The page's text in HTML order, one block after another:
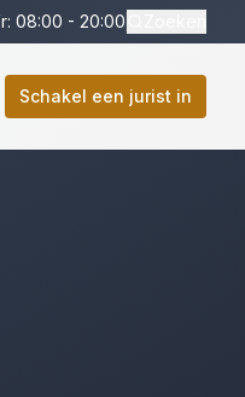
08:00 - 20:00
Schakel een jurist in